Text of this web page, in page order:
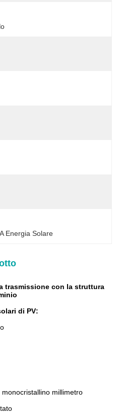
Energia Solare
trasmissione con la struttura
di PV:
millimetro